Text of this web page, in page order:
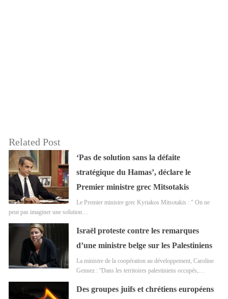
Related Post
‘Pas de solution sans la défaite
stratégique du Hamas’, déclare le
Premier ministre grec Mitsotakis
Le Premier ministre grec Kyriakos Mitsotakis : " On ne
peut pas imaginer une solution…
Israël proteste contre les remarques
d’une ministre belge sur les Palestiniens
La ministre de la coopération au développement, Caroline
Gennez : ''Dans les territoires palestiniens occupés,…
Des groupes juifs et chrétiens européens